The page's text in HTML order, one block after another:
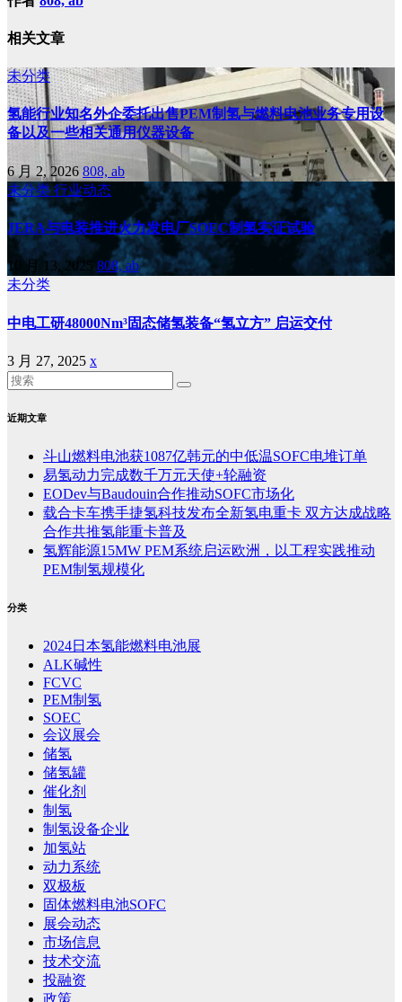
相关文章
未分类
氢能行业知名外企委托出售PEM制氢与燃料电池业务专用设
备以及一些相关通用仪器设备
6 月 2, 2026 808, ab
未分类行业动态
JERA与电装推进火力发电厂SOEC制氢实证试验
10 月 13, 2025 808, ab
未分类
中电工研48000Nm³固态储氢装备“氢立方” 启运交付
3 月 27, 2025 x
近期文章
斗山燃料电池获1087亿韩元的中低温SOFC电堆订单
易氢动力完成数千万元天使+轮融资
EODev与Baudouin合作推动SOFC市场化
载合卡车携手捷氢科技发布全新氢电重卡 双方达成战略
合作共推氢能重卡普及
氢辉能源15MW PEM系统启运欧洲，以工程实践推动
PEM制氢规模化
分类
2024日本氢能燃料电池展
ALK碱性
FCVC
PEM制氢
SOEC
会议展会
储氢
储氢罐
催化剂
制氢
制氢设备企业
加氢站
动力系统
双极板
固体燃料电池SOFC
展会动态
市场信息
技术交流
投融资
政策